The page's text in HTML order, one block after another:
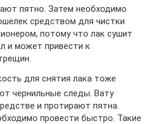
пятно. Затем необходимо
средством для чистки
потому что лак сушит
и может привести к
для снятия лака тоже
чернильные следы. Вату
и протирают пятна.
провести быстро. Такие